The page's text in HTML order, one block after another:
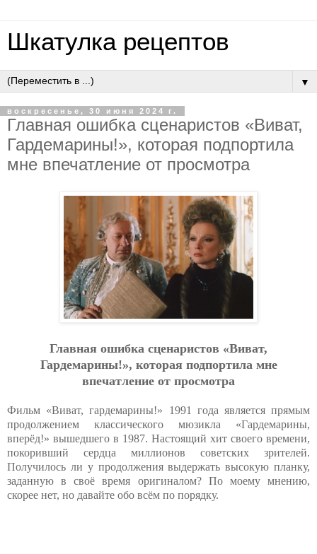
Шкатулка рецептов
▼
воскресенье, 30 июня 2024 г.
Главная ошибка сценаристов «Виват,
Гардемарины!», которая подпортила
мне впечатление от просмотра
Главная ошибка сценаристов «Виват,
Гардемарины!», которая подпортила мне
впечатление от просмотра
Фильм «Виват, гардемарины!» 1991 года является прямым
продолжением классического мюзикла «Гардемарины,
вперёд!» вышедшего в 1987. Настоящий хит своего времени,
покоривший сердца миллионов советских зрителей.
Получилось ли у продолжения выдержать высокую планку,
заданную в своё время оригиналом? По моему мнению,
скорее нет, но давайте обо всём по порядку.